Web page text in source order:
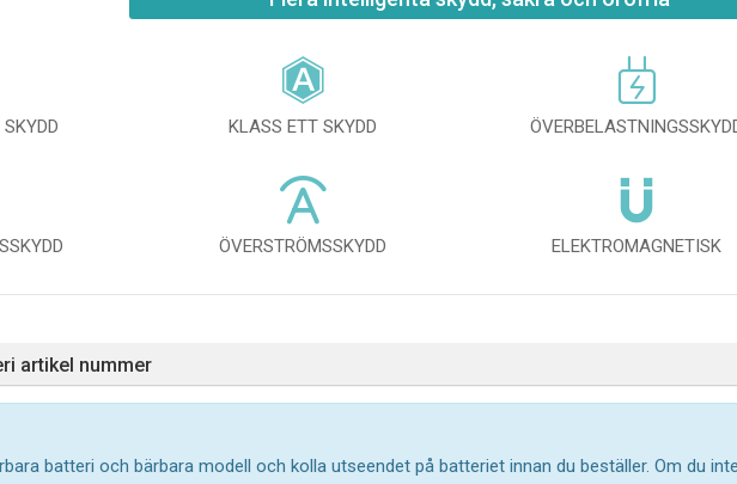
KLASS ETT SKYDD
ÖVERSTRÖMSSKYDD ELEKTROMAGNETISK
artikel nummer
batteri och bärbara modell och kolla utseendet på batteriet innan du beställer. Om du